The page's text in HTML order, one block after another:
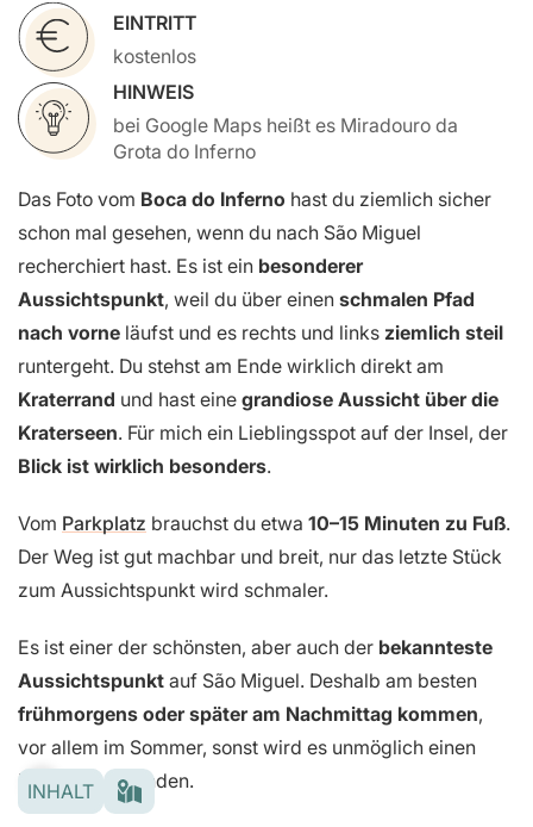
EINTRITT
kostenlos
HINWEIS
bei Google Maps heißt es Miradouro da
Grota do Inferno
Das Foto vom Boca do Inferno hast du ziemlich sicher
schon mal gesehen, wenn du nach São Miguel
recherchiert hast. Es ist ein besonderer
Aussichtspunkt, weil du über einen schmalen Pfad
nach vorne läufst und es rechts und links ziemlich steil
runtergeht. Du stehst am Ende wirklich direkt am
Kraterrand und hast eine grandiose Aussicht über die
Kraterseen. Für mich ein Lieblingsspot auf der Insel, der
Blick ist wirklich besonders.
Vom Parkplatz brauchst du etwa 10–15 Minuten zu Fuß.
Der Weg ist gut machbar und breit, nur das letzte Stück
zum Aussichtspunkt wird schmaler.
Es ist einer der schönsten, aber auch der bekannteste
Aussichtspunkt auf São Miguel. Deshalb am besten
frühmorgens oder später am Nachmittag kommen,
vor allem im Sommer, sonst wird es unmöglich einen
Parkplatz zu finden.
INHALT